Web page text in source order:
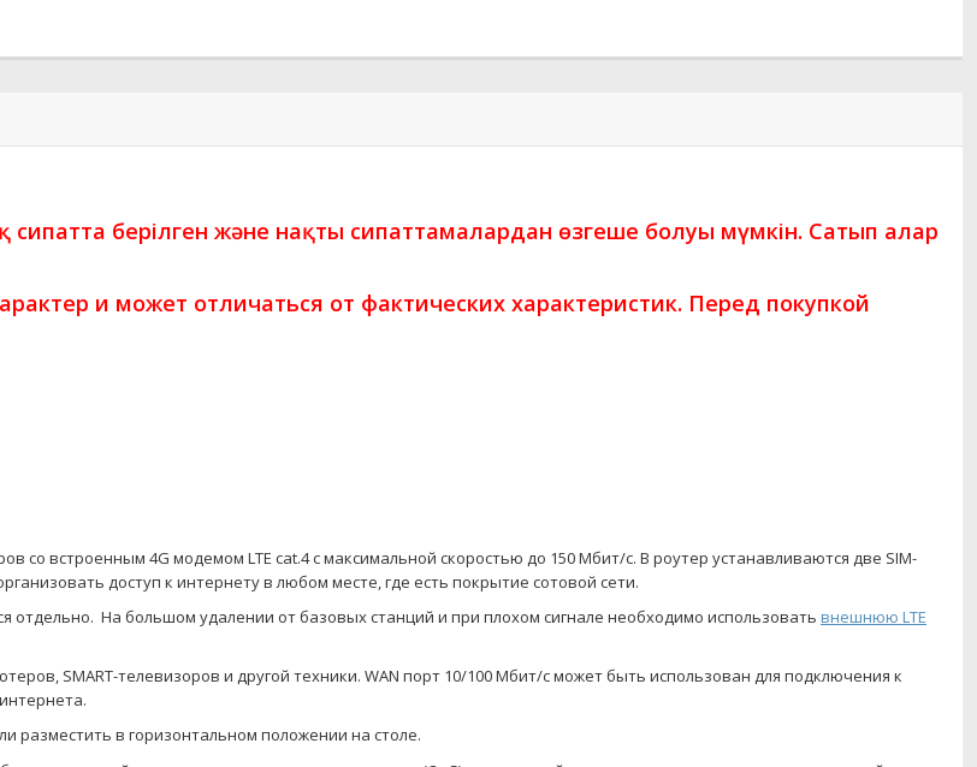
берілген және нақты сипаттамалардан өзгеше болуы мүмкін. Сатып алар
и может отличаться от фактических характеристик. Перед покупкой
со встроенным 4G модемом LTE cat.4 с максимальной скоростью до 150 Мбит/c. В роутер устанавливаются две SIM-
доступ к интернету в любом месте, где есть покрытие сотовой сети.
отдельно. На большом удалении от базовых станций и при плохом сигнале необходимо использовать внешнюю LTE
SMART-телевизоров и другой техники. WAN порт 10/100 Мбит/c может быть использован для подключения к
разместить в горизонтальном положении на столе.